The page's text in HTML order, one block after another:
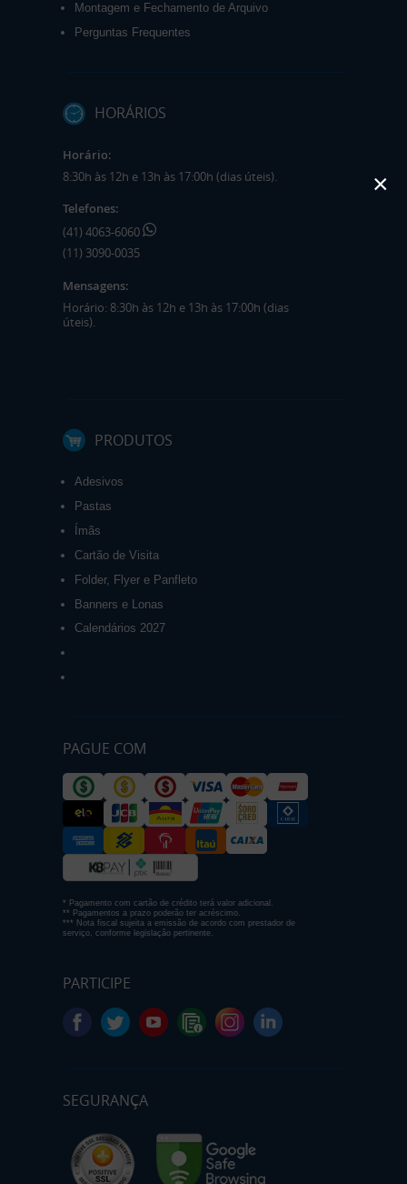
Montagem e Fechamento de Arquivo
Perguntas Frequentes
HORÁRIOS
Horário:
8:30h às 12h e 13h às 17:00h (dias úteis).
Telefones:
(41) 4063-6060
(11) 3090-0035
Mensagens:
Horário: 8:30h às 12h e 13h às 17:00h (dias
úteis).
PRODUTOS
Adesivos
Pastas
Ímãs
Cartão de Visita
Folder, Flyer e Panfleto
Banners e Lonas
Calendários 2027
PAGUE COM
* Pagamento com cartão de crédito terá valor adicional.
** Pagamentos a prazo poderão ter acréscimo.
*** Nota fiscal sujeita a emissão de acordo com prestador de
serviço, conforme legislação pertinente.
PARTICIPE
SEGURANÇA
×